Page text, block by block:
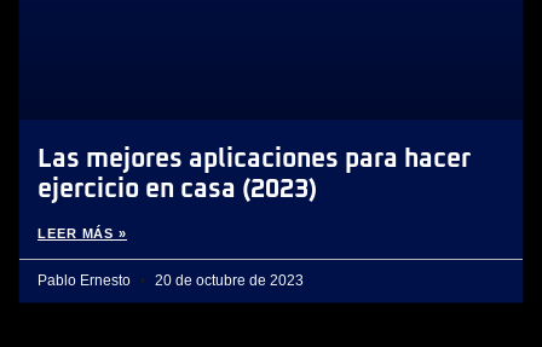
Las mejores aplicaciones para hacer
ejercicio en casa (2023)
LEER MÁS »
Pablo Ernesto 20 de octubre de 2023